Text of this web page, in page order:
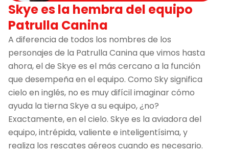
Skye es la hembra del equipo
Patrulla Canina
A diferencia de todos los nombres de los
personajes de la Patrulla Canina que vimos hasta
ahora, el de Skye es el más cercano a la función
que desempeña en el equipo. Como Sky significa
cielo en inglés, no es muy difícil imaginar cómo
ayuda la tierna Skye a su equipo, ¿no?
Exactamente, en el cielo. Skye es la aviadora del
equipo, intrépida, valiente e inteligentísima, y
realiza los rescates aéreos cuando es necesario.